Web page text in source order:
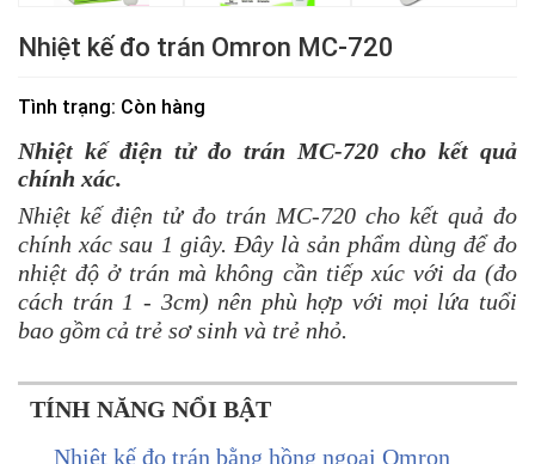
Nhiệt kế đo trán Omron MC-720
Tình trạng: Còn hàng
Nhiệt kế điện tử đo trán MC-720 cho kết quả
chính xác.
Nhiệt kế điện tử đo trán MC-720 cho kết quả đo
chính xác sau 1 giây. Đây là sản phẩm dùng để đo
nhiệt độ ở trán mà không cần tiếp xúc với da (đo
cách trán 1 - 3cm) nên phù hợp với mọi lứa tuổi
bao gồm cả trẻ sơ sinh và trẻ nhỏ.
TÍNH NĂNG NỔI BẬT
Nhiệt kế đo trán bằng hồng ngoại Omron